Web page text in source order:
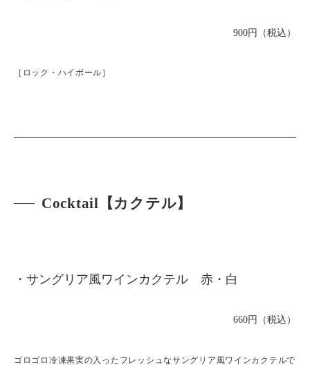
900円（税込）
［ロック・ハイボール］
Cocktail【カクテル】
・サングリア風ワインカクテル 赤・白
660円（税込）
ゴロゴロ冷凍果実の入ったフレッシュなサングリア風ワインカクテルで